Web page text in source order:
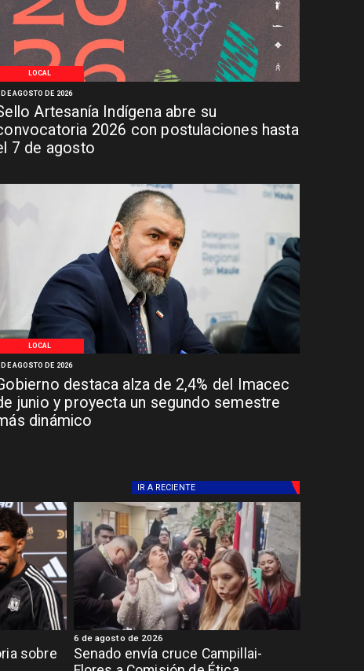
LOCAL
Artesanía Indígena abre su
2026 con postulaciones hasta
7 de agosto
DE AGOSTO DE 2026
LOCAL
destaca alza de 2,4% del Imacec
junio y proyecta un segundo semestre
dinámico
DE AGOSTO DE 2026
IR A RECIENTE
sobre
Senado envía cruce Campillai-
6 de agosto de 2026